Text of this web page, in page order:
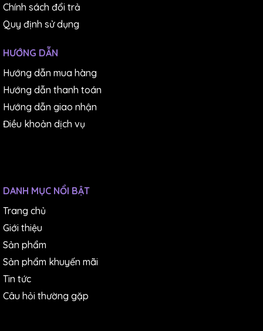
Chính sách đổi trả
Quy định sử dụng
HƯỚNG DẪN
Hướng dẫn mua hàng
Hướng dẫn thanh toán
Hướng dẫn giao nhận
Điều khoản dịch vụ
DANH MỤC NỔI BẬT
Trang chủ
Giới thiệu
Sản phẩm
Sản phẩm khuyến mãi
Tin tức
Câu hỏi thường gặp